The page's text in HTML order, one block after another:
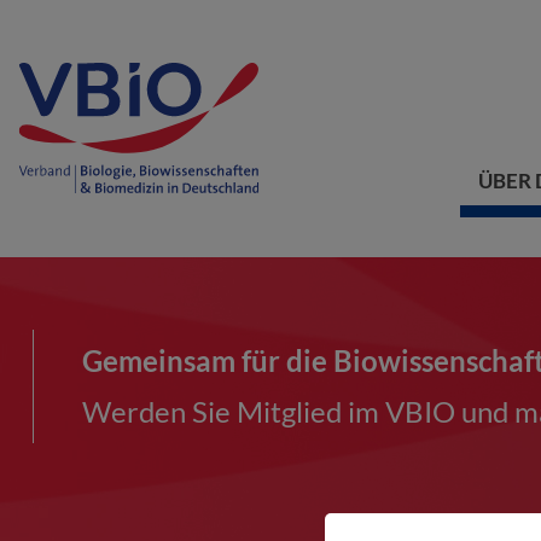
ÜBER
Gemeinsam für die
Werden Sie Mitglied im VBIO und